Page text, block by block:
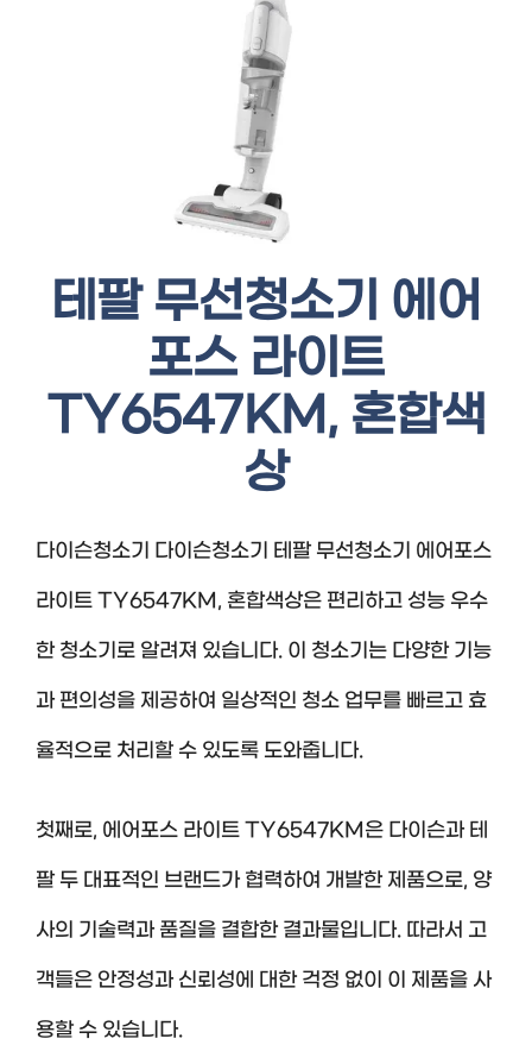
테팔 무선청소기 에어
포스 라이트
TY6547KM, 혼합색
상
다이슨청소기 다이슨청소기 테팔 무선청소기 에어포스
라이트 TY6547KM, 혼합색상은 편리하고 성능 우수
한 청소기로 알려져 있습니다. 이 청소기는 다양한 기능
과 편의성을 제공하여 일상적인 청소 업무를 빠르고 효
율적으로 처리할 수 있도록 도와줍니다.
첫째로, 에어포스 라이트 TY6547KM은 다이슨과 테
팔 두 대표적인 브랜드가 협력하여 개발한 제품으로, 양
사의 기술력과 품질을 결합한 결과물입니다. 따라서 고
객들은 안정성과 신뢰성에 대한 걱정 없이 이 제품을 사
용할 수 있습니다.